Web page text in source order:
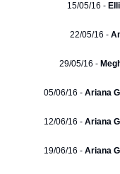
15/05/16 -
22/05/16 -
29/05/16 -
05/06/16 - Ariana
12/06/16 - Ariana
19/06/16 - Ariana